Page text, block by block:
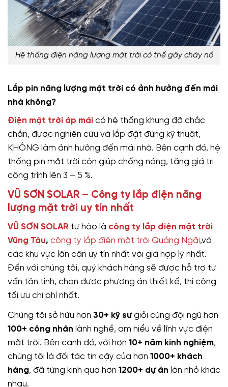
Hệ thống điện năng lượng mặt trời có thể gây cháy nổ
Lắp pin năng lượng mặt trời có ảnh hưởng đến mái
nhà không?
Điện mặt trời áp mái có hệ thống khung đỡ chắc
chắn, được nghiên cứu và lắp đặt đúng kỹ thuật,
KHÔNG làm ảnh hưởng đến mái nhà. Bên cạnh đó, hệ
thống pin mặt trời còn giúp chống nóng, tăng giá trị
công trình lên 3 – 5 %.
VŨ SƠN SOLAR – Công ty lắp điện năng
lượng mặt trời uy tín nhất
VŨ SƠN SOLAR tự hào là công ty lắp điện mặt trời
Vũng Tàu, công ty lắp điện mặt trời Quảng Ngãi,và
các khu vực lân cận uy tín nhất với giá hợp lý nhất.
Đến với chúng tôi, quý khách hàng sẽ được hỗ trợ tư
vấn tận tình, chọn được phương án thiết kế, thi công
tối ưu chi phí nhất.
Chúng tôi sở hữu hơn 30+ kỹ sưgiỏi cùng đội ngũ hơn
100+ công nhân lành nghề, am hiểu về lĩnh vực điện
mặt trời. Bên cạnh đó, với hơn 10+ năm kinh nghiệm,
chúng tôi là đối tác tin cậy của hơn 1000+ khách
hàng, đã từng kinh qua hơn 1200+ dự án lớn nhỏ khác
nhau.